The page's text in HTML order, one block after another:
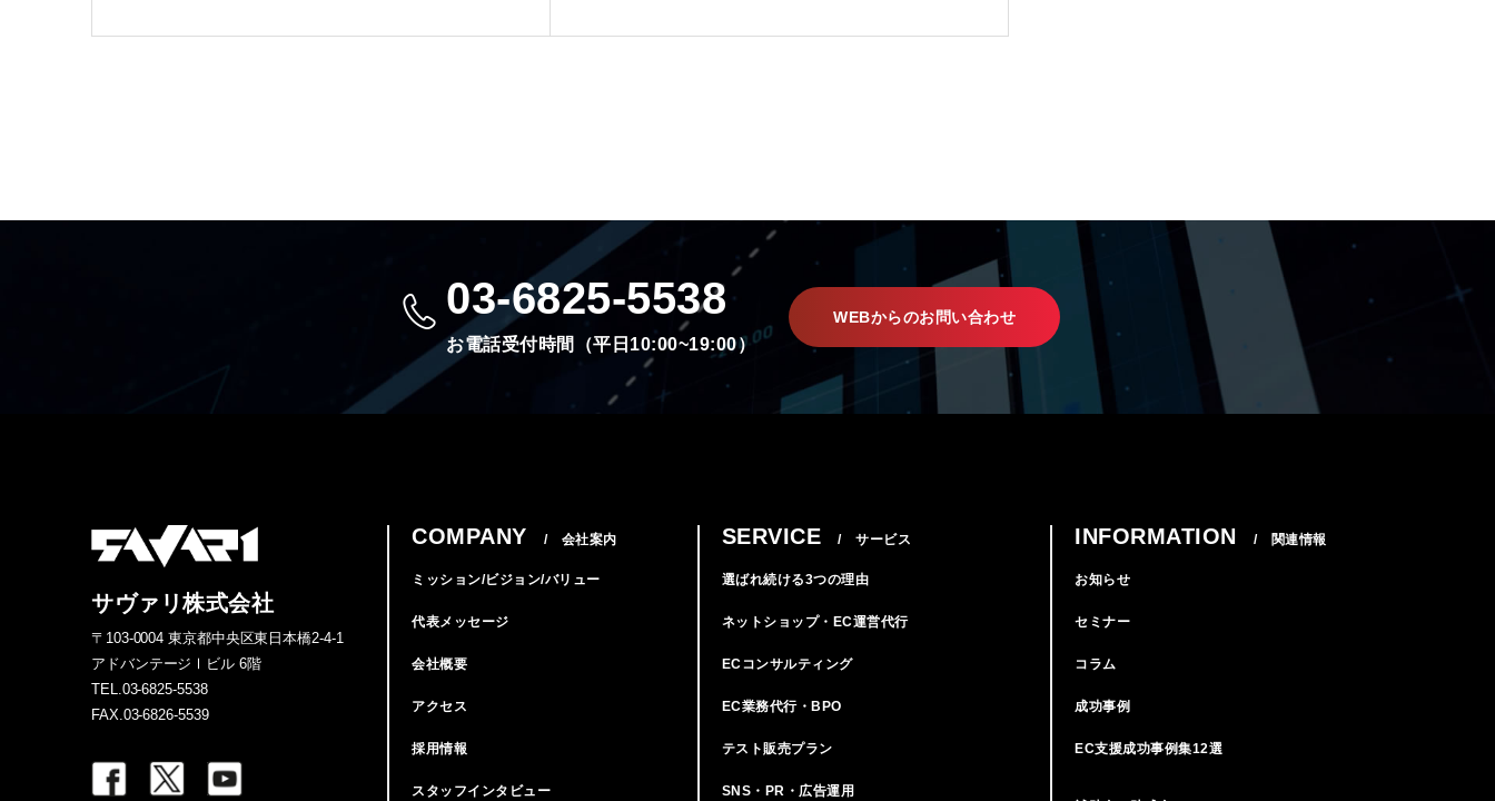
03-6825-5538
お電話受付時間（平日10:00~19:00）
WEBからのお問い合わせ
サヴァリ株式会社
〒103-0004 東京都中央区東日本橋2-4-1
アドバンテージⅠビル 6階
TEL.03-6825-5538
FAX.03-6826-5539
COMPANY / 会社案内
ミッション/ビジョン/バリュー
代表メッセージ
会社概要
アクセス
採用情報
スタッフインタビュー
SERVICE / サービス
選ばれ続ける3つの理由
ネットショップ・EC運営代行
ECコンサルティング
EC業務代行・BPO
テスト販売プラン
SNS・PR・広告運用
INFORMATION / 関連情報
お知らせ
セミナー
コラム
成功事例
EC支援成功事例集12選